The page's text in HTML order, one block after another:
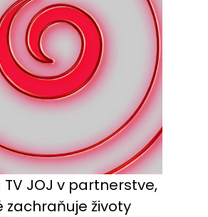
JOJ v partnerstve,
zachraňuje životy